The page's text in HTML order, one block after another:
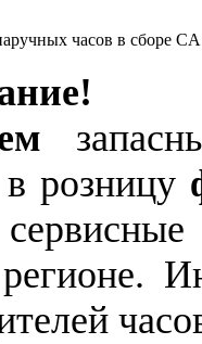
часов в сборе
розницу